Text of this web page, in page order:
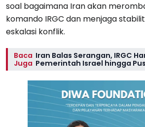
soal bagaimana Iran akan
komando IRGC dan menjaga
eskalasi konflik.
Baca
Juga
Iran Balas Serangan, IRGC
Pemerintah Israel hingga